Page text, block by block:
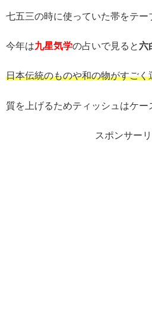
七五三の時に使っていた帯をテ
今年は九星気学の占いで見ると六
日本伝統のものや和の物がすごく
質を上げるためティッシュはケ
スポンサー